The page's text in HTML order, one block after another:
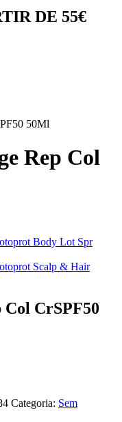
DE 55€
50Ml
Rep Col
Body Lot Spr
Scalp & Hair
CrSPF50
Categoria: Sem